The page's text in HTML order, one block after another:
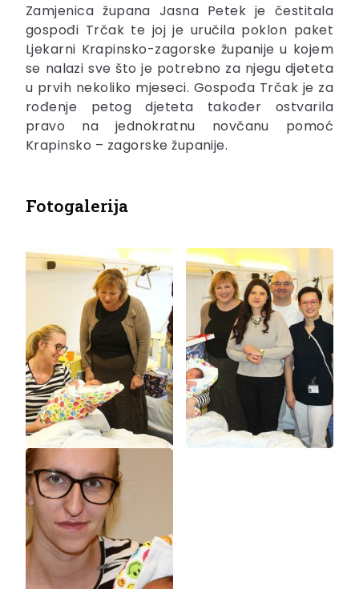
Zamjenica župana Jasna Petek je čestitala
gospođi Trčak te joj je uručila poklon paket
Ljekarni Krapinsko-zagorske županije u kojem
se nalazi sve što je potrebno za njegu djeteta
u prvih nekoliko mjeseci. Gospođa Trčak je za
rođenje petog djeteta također ostvarila
pravo na jednokratnu novčanu pomoć
Krapinsko – zagorske županije.
Fotogalerija